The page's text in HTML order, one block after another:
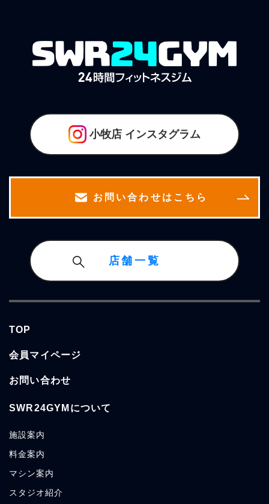
小牧店 インスタグラム
お問い合わせはこちら
店舗一覧
TOP
会員マイページ
お問い合わせ
SWR24GYMについて
施設案内
料金案内
マシン案内
スタジオ紹介